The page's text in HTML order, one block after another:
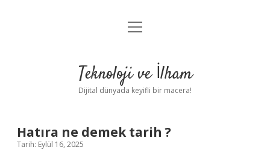
Anasayfa
Yasal Uyarı
menüyü
Teknoloji ve İlham
Dijital dünyada keyifli bir macera!
Hatıra ne demek tarih ?
Tarih: Eylül 16, 2025